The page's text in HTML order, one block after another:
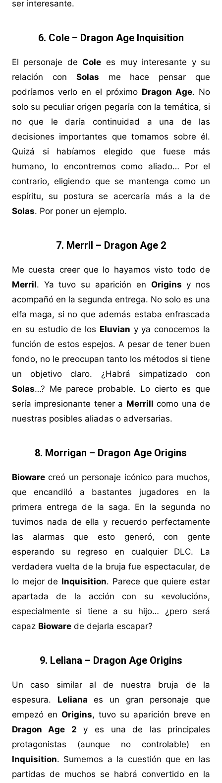
ser interesante.
6. Cole – Dragon Age Inquisition
El personaje deCole es muy interesante y su
relación con Solas me hace pensar que
podríamos verlo en el próximo Dragon Age. No
solo su peculiar origen pegaría con la temática, si
no que le daría continuidad a una de las
decisiones importantes que tomamos sobre él.
Quizá si habíamos elegido que fuese más
humano, lo encontremos como aliado… Por el
contrario, eligiendo que se mantenga como un
espíritu, su postura se acercaría más a la de
Solas. Por poner un ejemplo.
7. Merril – Dragon Age 2
Me cuesta creer que lo hayamos visto todo de
Merril. Ya tuvo su aparición en Origins y nos
acompañó en la segunda entrega. No solo es una
elfa maga, si no que además estaba enfrascada
en su estudio de los Eluvian y ya conocemos la
función de estos espejos. A pesar de tener buen
fondo, no le preocupan tanto los métodos si tiene
un objetivo claro. ¿Habrá simpatizado con
Solas…? Me parece probable. Lo cierto es que
sería impresionante tener a Merrill como una de
nuestras posibles aliadas o adversarias.
8. Morrigan – Dragon Age Origins
Biowarecreó un personaje icónico para muchos,
que encandiló a bastantes jugadores en la
primera entrega de la saga. En la segunda no
tuvimos nada de ella y recuerdo perfectamente
las alarmas que esto generó, con gente
esperando su regreso en cualquier DLC. La
verdadera vuelta de la bruja fue espectacular, de
lo mejor de Inquisition. Parece que quiere estar
apartada de la acción con su «evolución»,
especialmente si tiene a su hijo… ¿pero será
capaz Biowarede dejarla escapar?
9. Leliana – Dragon Age Origins
Un caso similar al de nuestra bruja de la
espesura. Leliana es un gran personaje que
empezó en Origins, tuvo su aparición breve en
Dragon Age 2 y es una de las principales
protagonistas (aunque no controlable) en
Inquisition. Sumemos a la cuestión que en las
partidas de muchos se habrá convertido en la